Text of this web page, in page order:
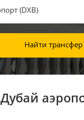
(DXB)
Найти трансфер